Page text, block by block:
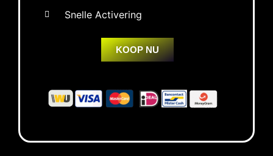
Snelle Activering
KOOP NU